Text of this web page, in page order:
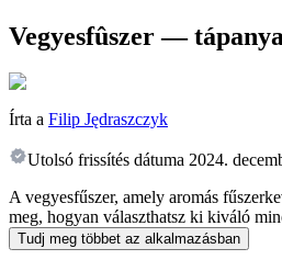
Vegyesfûszer —
Írta a Filip Jędraszczyk
Utolsó frissítés dátuma 2024.
A vegyesfűszer, amely aromás
meg, hogyan választhatsz ki kiváló
Tudj meg többet az alkalmazásban